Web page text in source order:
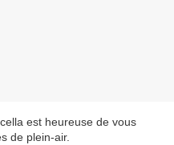
est heureuse de vous
de plein-air.